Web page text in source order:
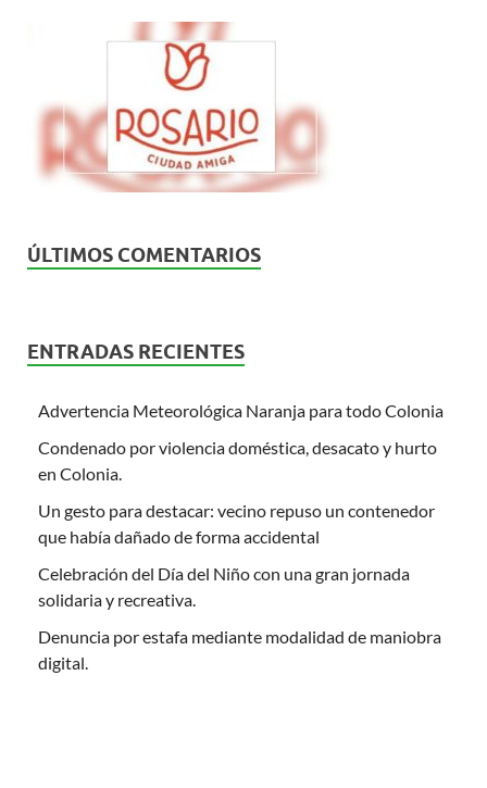
ÚLTIMOS COMENTARIOS
ENTRADAS RECIENTES
Advertencia Meteorológica Naranja para todo Colonia
Condenado por violencia doméstica, desacato y hurto
en Colonia.
Un gesto para destacar: vecino repuso un contenedor
que había dañado de forma accidental
Celebración del Día del Niño con una gran jornada
solidaria y recreativa.
Denuncia por estafa mediante modalidad de maniobra
digital.